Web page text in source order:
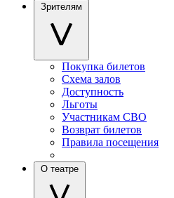
Зрителям
Покупка билетов
Схема залов
Доступность
Льготы
Участникам СВО
Возврат билетов
Правила посещения
О театре